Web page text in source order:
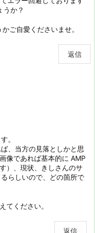
うか？
ご自愛くださいませ。
返信
。
、当方の見落としかと思
像であれば基本的に AMP
）、現状、きしさんのサ
らしいので、どの箇所で
てください。
返信